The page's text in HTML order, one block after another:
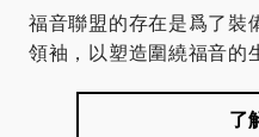
福音聯盟的存在是爲了裝
領袖，以塑造圍繞福音的
了